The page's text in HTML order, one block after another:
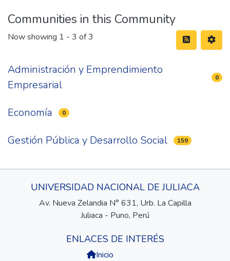
Communities in this Community
Now showing 1 - 3 of 3
Administración y Emprendimiento
Empresarial
0
Economía 0
Gestión Pública y Desarrollo Social 159
UNIVERSIDAD NACIONAL DE JULIACA
Av. Nueva Zelandia N° 631, Urb. La Capilla
Juliaca - Puno, Perú
ENLACES DE INTERÉS
Inicio